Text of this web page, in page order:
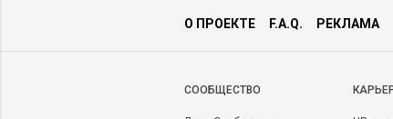
О ПРОЕКТЕ F.A.Q. РЕКЛАМА
CООБЩЕСТВО